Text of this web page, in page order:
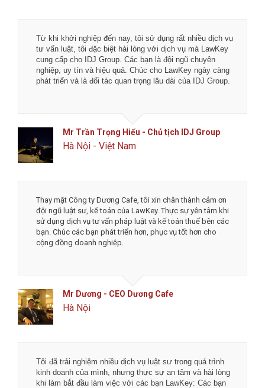
Từ khi khởi nghiệp đến nay, tôi sử dụng rất nhiều dịch vụ
tư vấn luật, tôi đặc biệt hài lòng với dịch vụ mà LawKey
cung cấp cho IDJ Group. Các bạn là đội ngũ chuyên
nghiệp, uy tín và hiệu quả. Chúc cho LawKey ngày càng
phát triển và là đối tác quan trọng lâu dài của IDJ Group.
Mr Trần Trọng Hiếu - Chủ tịch IDJ Group
Hà Nội - Việt Nam
Thay mặt Công ty Dương Cafe, tôi xin chân thành cảm ơn
đội ngũ luật sư, kế toán của LawKey. Thực sự yên tâm khi
sử dụng dịch vụ tư vấn pháp luật và kế toán thuế bên các
bạn. Chúc các bạn phát triển hơn, phục vụ tốt hơn cho
cộng đồng doanh nghiệp.
Mr Dương - CEO Dương Cafe
Hà Nội
Tôi đã trải nghiệm nhiều dịch vụ luật sư trong quá trình
kinh doanh của mình, nhưng thực sự an tâm và hài lòng
khi làm bắt đầu làm việc với các bạn LawKey: Các bạn